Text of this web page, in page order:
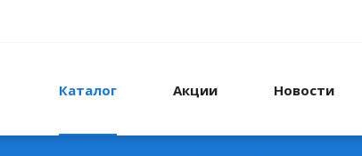
Каталог Акции Новости